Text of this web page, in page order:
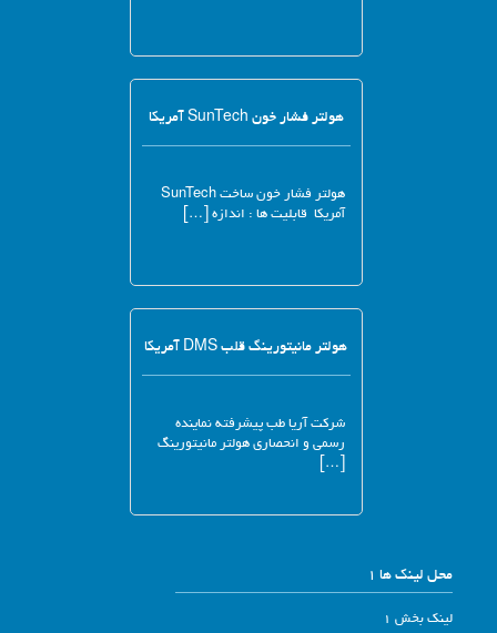
هولتر فشار خون SunTech آمریکا
هولتر فشار خون ساخت SunTech
آمریکا قابلیت ها : اندازه […]
هولتر مانیتورینگ قلب DMS آمریکا
شرکت آریا طب پیشرفته نماینده
رسمی و انحصاری هولتر مانیتورینگ
[…]
محل لینک ها 1
لینک بخش 1